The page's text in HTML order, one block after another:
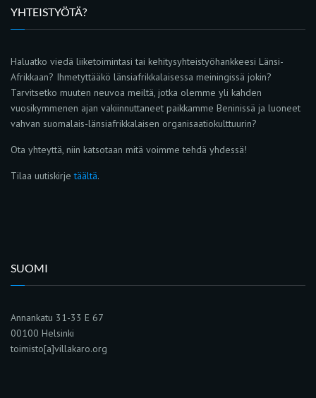
YHTEISTYÖTÄ?
Haluatko viedä liiketoimintasi tai kehitysyhteistyöhankkeesi Länsi-
Afrikkaan? Ihmetyttääkö länsiafrikkalaisessa meiningissä jokin?
Tarvitsetko muuten neuvoa meiltä, jotka olemme yli kahden
vuosikymmenen ajan vakiinnuttaneet paikkamme Beninissä ja luoneet
vahvan suomalais-länsiafrikkalaisen organisaatiokulttuurin?
Ota yhteyttä, niin katsotaan mitä voimme tehdä yhdessä!
Tilaa uutiskirjetäältä.
SUOMI
Annankatu 31-33 E 67
00100 Helsinki
toimisto[a]villakaro.org